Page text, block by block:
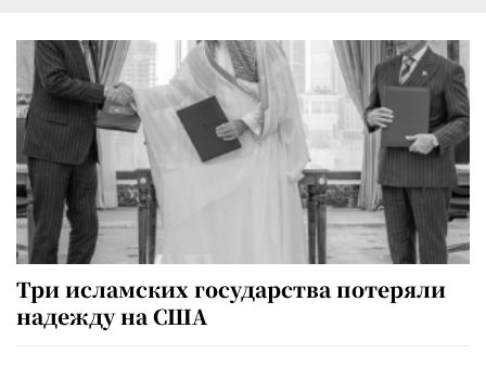
Три исламских государства потеряли
надежду на США